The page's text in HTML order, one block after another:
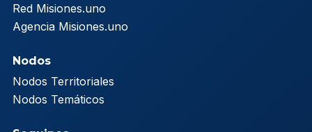
Red Misiones.uno
Agencia Misiones.uno
Nodos
Nodos Territoriales
Nodos Temáticos